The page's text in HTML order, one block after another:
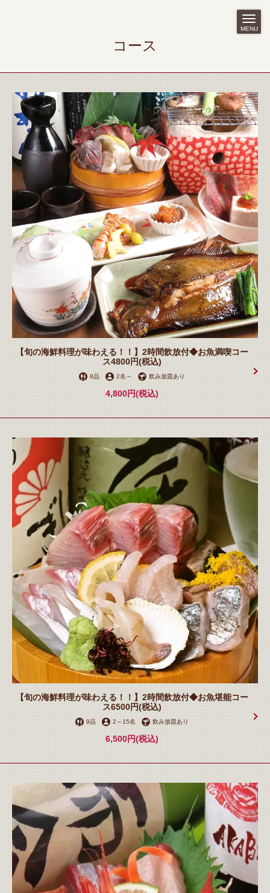
MENU
コース
【旬の海鮮料理が味わえる！！】2時間飲放付◆お魚満喫コー
ス4800円(税込)
8品 2名～ 飲み放題あり
4,800円(税込)
【旬の海鮮料理が味わえる！！】2時間飲放付◆お魚堪能コー
ス6500円(税込)
9品 2～15名 飲み放題あり
6,500円(税込)